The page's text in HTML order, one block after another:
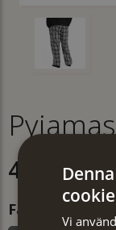
499 kr
Färg
Vi